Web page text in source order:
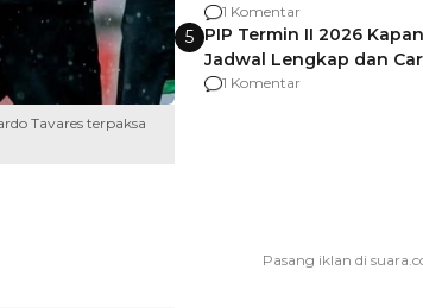
Tavares terpaksa
Berencana Pakai Jimat
1 Komentar
5 PIP Termin II 2026
Jadwal Lengkap dan
agar Dana Tidak Hangus!
1 Komentar